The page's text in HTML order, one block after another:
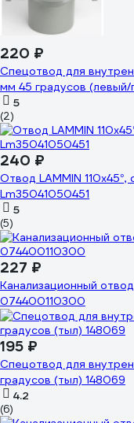
220 ₽
Спецотвод для
мм 45 градусов
5
(2)
240 ₽
Отвод LAMMIN
Lm35041050451
5
(5)
227 ₽
Канализационный
074400110300
195 ₽
Спецотвод для
градусов (тыл) 148069
4.2
(6)